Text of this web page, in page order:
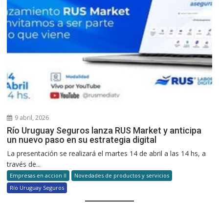
9 abril, 2026
Río Uruguay Seguros lanza RUS Market y anticipa
un nuevo paso en su estrategia digital
La presentación se realizará el martes 14 de abril a las 14 hs, a
través de...
Empresas en accion II
Novedades de productos y servicios
Río Uruguay Seguros